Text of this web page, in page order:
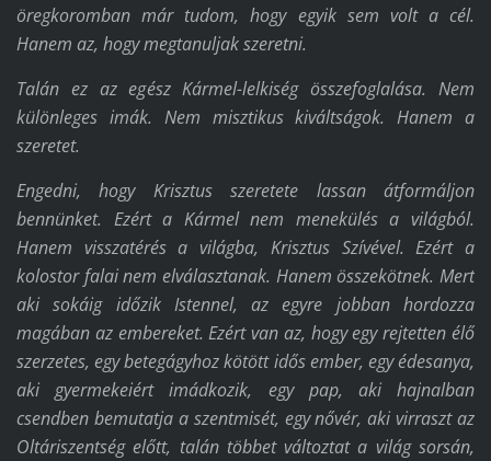
öregkoromban már tudom, hogy egyik sem volt a cél.
Hanem az, hogy megtanuljak szeretni.
Talán ez az egész Kármel-lelkiség összefoglalása. Nem
különleges imák. Nem misztikus kiváltságok. Hanem a
szeretet.
Engedni, hogy Krisztus szeretete lassan átformáljon
bennünket. Ezért a Kármel nem menekülés a világból.
Hanem visszatérés a világba, Krisztus Szívével. Ezért a
kolostor falai nem elválasztanak. Hanem összekötnek. Mert
aki sokáig időzik Istennel, az egyre jobban hordozza
magában az embereket. Ezért van az, hogy egy rejtetten élő
szerzetes, egy betegágyhoz kötött idős ember, egy édesanya,
aki gyermekeiért imádkozik, egy pap, aki hajnalban
csendben bemutatja a szentmisét, egy nővér, aki virraszt az
Oltáriszentség előtt, talán többet változtat a világ sorsán,